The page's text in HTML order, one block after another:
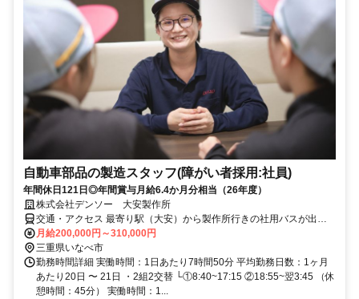
自動車部品の製造スタッフ(障がい者採用:社員)
年間休日121日◎年間賞与月給6.4か月分相当（26年度）
株式会社デンソー 大安製作所
交通・アクセス 最寄り駅（大安）から製作所行きの社用バスが出て
います。 「大安駅」から徒歩で約14分
月給200,000円～310,000円
三重県いなべ市
勤務時間詳細 実働時間：1日あたり7時間50分 平均勤務日数：1ヶ月
あたり20日 〜 21日 ・2組2交替 └①8:40~17:15 ②18:55~翌3:45 （休
憩時間：45分） 実働時間：1...